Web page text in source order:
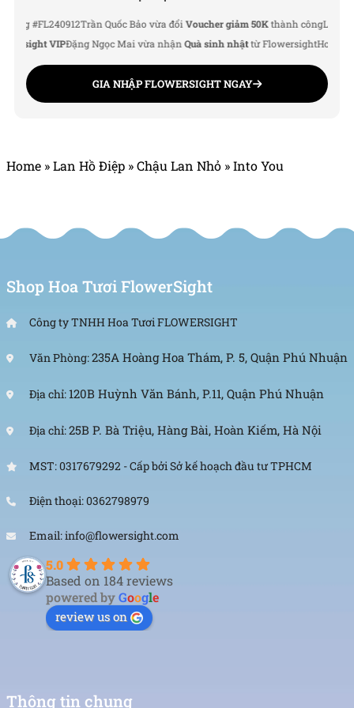
Trần Quốc Bảo vừa đổiVoucher giảm 50Kthành côngLê Thu Hà
VIPĐặng Ngọc Mai vừa nhậnQuà sinh nhậttừ FlowersightHoàng Đức
GIA NHẬP FLOWERSIGHT NGAY
Home »Lan Hồ Điệp »Chậu Lan Nhỏ »Into You
Shop Hoa Tươi FlowerSight
Công ty TNHH Hoa Tươi FLOWERSIGHT
Văn Phòng:235A Hoàng Hoa Thám, P. 5, Quận Phú Nhuận
Địa chỉ: 120B Huỳnh Văn Bánh, P.11, Quận Phú Nhuận
Địa chỉ:25B P. Bà Triệu, Hàng Bài, Hoàn Kiếm, Hà Nội
MST: 0317679292 - Cấp bởi Sở kế hoạch đầu tư TPHCM
Điện thoại: 0362798979
Email: info@flowersight.com
5.0
Based on 184 reviews
powered byGoogle
review us on
Thông tin chung